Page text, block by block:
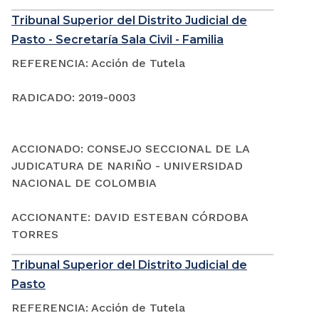
Tribunal Superior del Distrito Judicial de
Pasto - Secretaría Sala Civil - Familia
REFERENCIA: Acción de Tutela
RADICADO: 2019-0003
ACCIONADO: CONSEJO SECCIONAL DE LA
JUDICATURA DE NARIÑO - UNIVERSIDAD
NACIONAL DE COLOMBIA
ACCIONANTE: DAVID ESTEBAN CÓRDOBA
TORRES
Tribunal Superior del Distrito Judicial de
Pasto
REFERENCIA: Acción de Tutela